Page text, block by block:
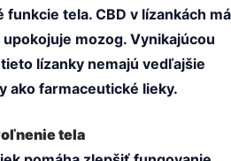
tela. CBD v lízankách má
mozog. Vynikajúcou
lízanky nemajú vedľajšie
ako farmaceutické lieky.
tela